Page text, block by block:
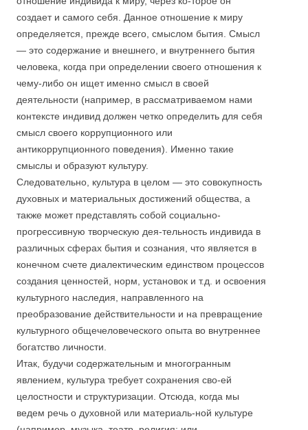
создает и самого себя. Данное отношение к миру
определяется, прежде всего, смыслом бытия. Смысл
— это содержание и внешнего, и внутреннего бытия
человека, когда при определении своего отношения к
чему-либо он ищет именно смысл в своей
деятельности (например, в рассматриваемом нами
контексте индивид должен четко определить для себя
смысл своего коррупционного или
антикоррупционного поведения). Именно такие
смыслы и образуют культуру.
Следовательно, культура в целом — это совокупность
духовных и материальных достижений общества, а
также может представлять собой социально-
прогрессивную творческую дея-тельность индивида в
различных сферах бытия и сознания, что является в
конечном счете диалектическим единством процессов
создания ценностей, норм, установок и т.д. и освоения
культурного наследия, направленного на
преобразование действительности и на превращение
культурного общечеловеческого опыта во внутреннее
богатство личности.
Итак, будучи содержательным и многогранным
явлением, культура требует сохранения сво-ей
целостности и структуризации. Отсюда, когда мы
ведем речь о духовной или материаль-ной культуре